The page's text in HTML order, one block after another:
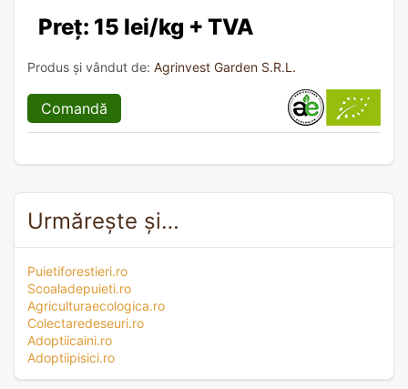
Preț: 15 lei/kg + TVA
Produs și vândut de: Agrinvest Garden S.R.L.
Comandă
Urmărește și…
Puietiforestieri.ro
Scoaladepuieti.ro
Agriculturaecologica.ro
Colectaredeseuri.ro
Adoptiicaini.ro
Adoptiipisici.ro